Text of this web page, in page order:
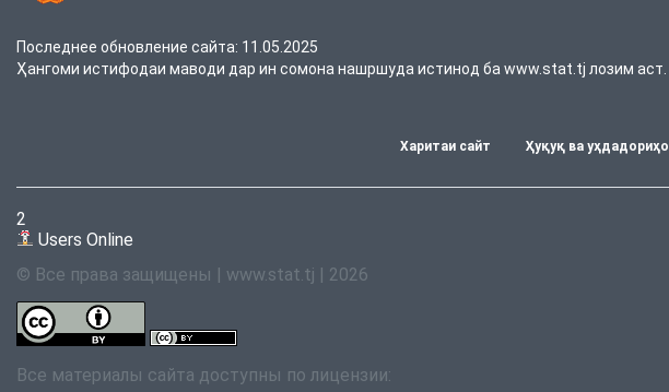
Последнее обновление сайта: 11.05.2025
Ҳангоми истифодаи маводи дар ин сомона нашршуда истинод ба www.stat.tj лозим аст.
Харитаи сайт Ҳуқуқ ва уҳдадориҳо
2
Users Online
© Все права защищены | www.stat.tj | 2026
Все материалы сайта доступны по лицензии: